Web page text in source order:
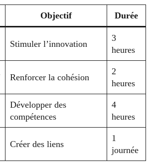
Objectif Durée
Stimuler l’innovation
3
heures
Renforcer la cohésion
2
heures
Développer des
compétences
4
heures
Créer des liens
1
journée